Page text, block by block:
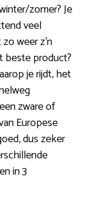
zomer? Je
veel
weer z’n
beste product?
je rijdt, het
zware of
Europese
dus zeker
in 3